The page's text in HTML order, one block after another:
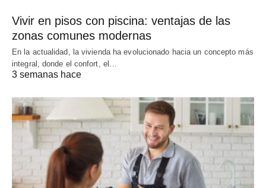
Vivir en pisos con piscina: ventajas de las
zonas comunes modernas
En la actualidad, la vivienda ha evolucionado hacia un concepto más
integral, donde el confort, el…
3 semanas hace